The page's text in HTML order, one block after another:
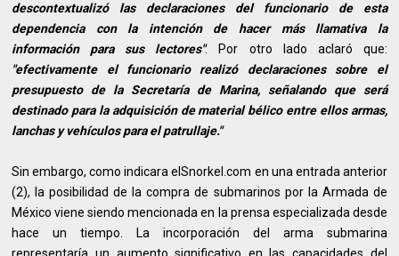
descontextualizó las declaraciones del funcionario de esta
dependencia con la intención de hacer más llamativa la
información para sus lectores". Por otro lado aclaró que:
"efectivamente el funcionario realizó declaraciones sobre el
presupuesto de la Secretaría de Marina, señalando que será
destinado para la adquisición de material bélico entre ellos armas,
lanchas y vehículos para el patrullaje."
Sin embargo, como indicara elSnorkel.com en una entrada anterior
(2), la posibilidad de la compra de submarinos por la Armada de
México viene siendo mencionada en la prensa especializada desde
hace un tiempo. La incorporación del arma submarina